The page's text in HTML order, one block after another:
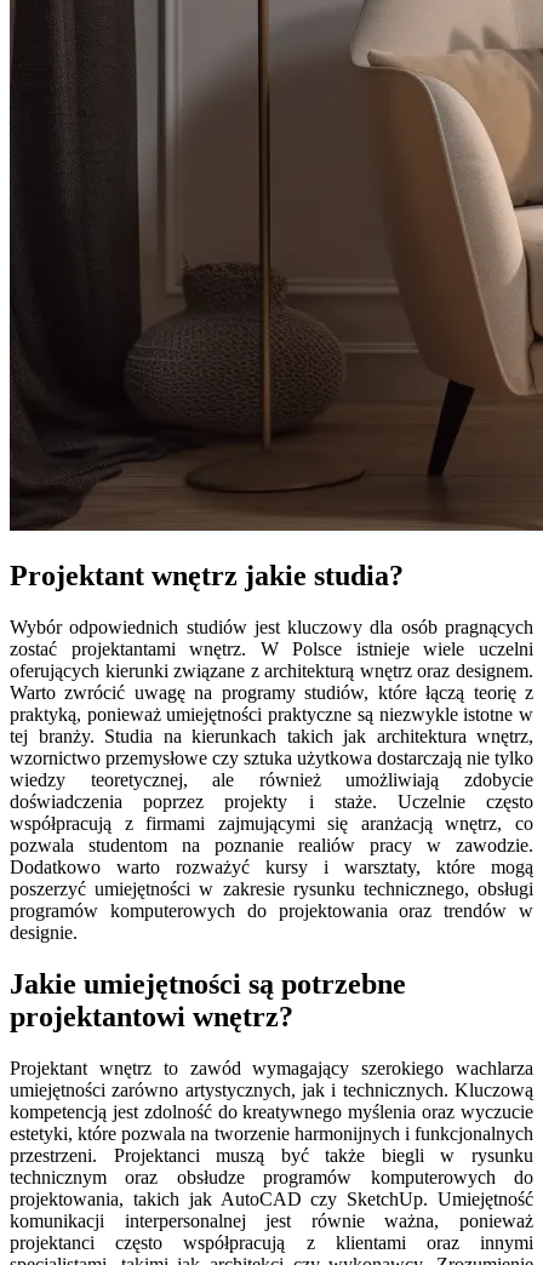
Projektant wnętrz jakie studia?
Wybór odpowiednich studiów jest kluczowy dla osób pragnących
zostać projektantami wnętrz. W Polsce istnieje wiele uczelni
oferujących kierunki związane z architekturą wnętrz oraz designem.
Warto zwrócić uwagę na programy studiów, które łączą teorię z
praktyką, ponieważ umiejętności praktyczne są niezwykle istotne w
tej branży. Studia na kierunkach takich jak architektura wnętrz,
wzornictwo przemysłowe czy sztuka użytkowa dostarczają nie tylko
wiedzy teoretycznej, ale również umożliwiają zdobycie
doświadczenia poprzez projekty i staże. Uczelnie często
współpracują z firmami zajmującymi się aranżacją wnętrz, co
pozwala studentom na poznanie realiów pracy w zawodzie.
Dodatkowo warto rozważyć kursy i warsztaty, które mogą
poszerzyć umiejętności w zakresie rysunku technicznego, obsługi
programów komputerowych do projektowania oraz trendów w
designie.
Jakie umiejętności są potrzebne
projektantowi wnętrz?
Projektant wnętrz to zawód wymagający szerokiego wachlarza
umiejętności zarówno artystycznych, jak i technicznych. Kluczową
kompetencją jest zdolność do kreatywnego myślenia oraz wyczucie
estetyki, które pozwala na tworzenie harmonijnych i funkcjonalnych
przestrzeni. Projektanci muszą być także biegli w rysunku
technicznym oraz obsłudze programów komputerowych do
projektowania, takich jak AutoCAD czy SketchUp. Umiejętność
komunikacji interpersonalnej jest równie ważna, ponieważ
projektanci często współpracują z klientami oraz innymi